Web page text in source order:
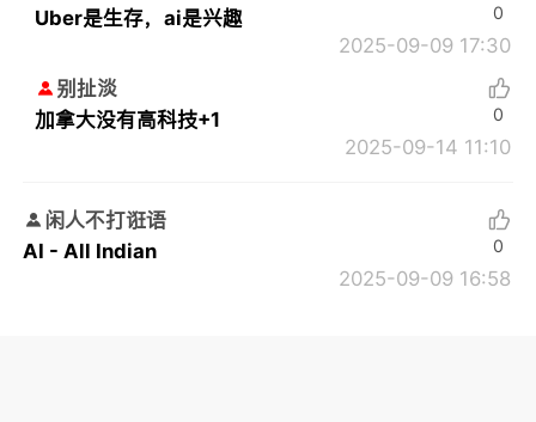
Uber是生存，ai是兴趣
2025-09-09 17:30
0
别扯淡
加拿大没有高科技+1
2025-09-14 11:10
0
闲人不打诳语
AI - All Indian
2025-09-09 16:58
0